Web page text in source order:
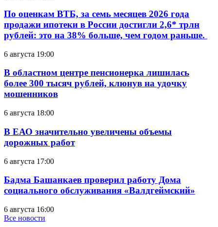
По оценкам ВТБ, за семь месяцев 2026 года
продажи ипотеки в России достигли 2,6* трлн
рублей: это на 38% больше, чем годом раньше.
6 августа 19:00
В областном центре пенсионерка лишилась
более 300 тысяч рублей, клюнув на удочку
мошенников
6 августа 18:00
В ЕАО значительно увеличены объемы
дорожных работ
6 августа 17:00
Бадма Башанкаев проверил работу Дома
социального обслуживания «Валдгеймский»
6 августа 16:00
Все новости